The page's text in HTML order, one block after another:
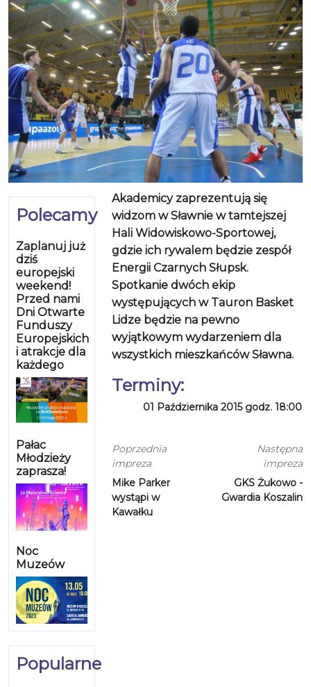
Polecamy
Zaplanuj już
dziś
europejski
weekend!
Przed nami
Dni Otwarte
Funduszy
Europejskich
i atrakcje dla
każdego
Pałac
Młodzieży
zaprasza!
Noc
Muzeów
Popularne
Akademicy zaprezentują się
widzom w Sławnie w tamtejszej
Hali Widowiskowo-Sportowej,
gdzie ich rywalem będzie zespół
Energii Czarnych Słupsk.
Spotkanie dwóch ekip
występujących w Tauron Basket
Lidze będzie na pewno
wyjątkowym wydarzeniem dla
wszystkich mieszkańców Sławna.
Terminy:
01 Października 2015 godz. 18:00
Poprzednia
impreza
Mike Parker
wystąpi w
Kawałku
Następna
impreza
GKS Żukowo -
Gwardia Koszalin